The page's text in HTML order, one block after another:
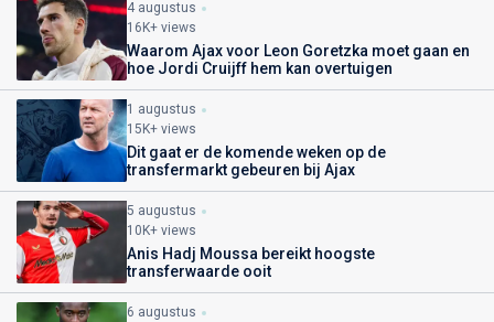
4 augustus
16K+ views
Waarom Ajax voor Leon Goretzka moet gaan en
hoe Jordi Cruijff hem kan overtuigen
1 augustus
15K+ views
Dit gaat er de komende weken op de
transfermarkt gebeuren bij Ajax
5 augustus
10K+ views
Anis Hadj Moussa bereikt hoogste
transferwaarde ooit
6 augustus